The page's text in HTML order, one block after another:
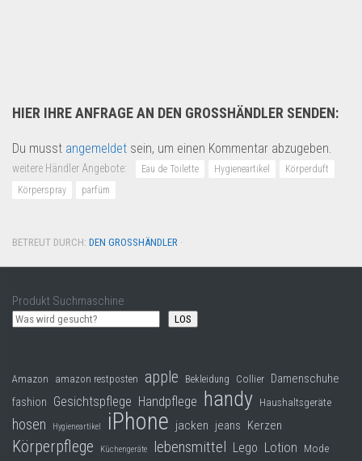
HIER IHRE ANFRAGE AN DEN GROSSHÄNDLER SENDEN:
Du musst angemeldet sein, um einen Kommentar abzugeben.
weitere Händler Angebote: Eau de Toilette Hygieneartikel
Körperduft
Körperspray
parfüm
BETREUT DURCH: DEN GROSSHÄNDLER ·
Produkt Suchmaschine
LOS
Amazon amazon restposten apple Bekleidung Collier Damenschuhe
fashion Gesichtspflege Handpflege handy Haushaltsgeräte
hosen Hygieneartikel iPhone jacken jeans Kerzen
Körperpflege Küchengeräte lebensmittel Lego Lotion Mode